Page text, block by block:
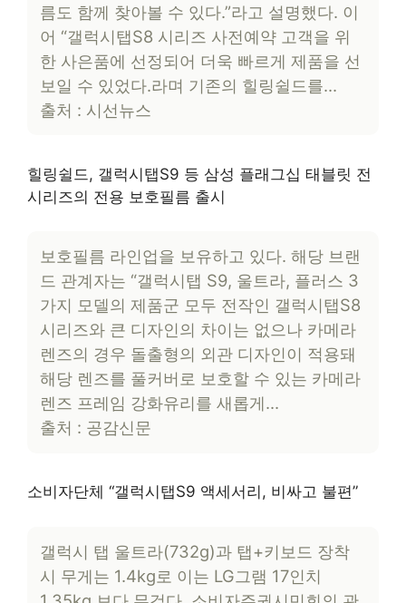
름도 함께 찾아볼 수 있다.”라고 설명했다. 이
어 “갤럭시탭S8 시리즈 사전예약 고객을 위
한 사은품에 선정되어 더욱 빠르게 제품을 선
보일 수 있었다.라며 기존의 힐링쉴드를…
출처 : 시선뉴스
힐링쉴드, 갤럭시탭S9 등 삼성 플래그십 태블릿 전
시리즈의 전용 보호필름 출시
보호필름 라인업을 보유하고 있다. 해당 브랜
드 관계자는 “갤럭시탭 S9, 울트라, 플러스 3
가지 모델의 제품군 모두 전작인 갤럭시탭S8
시리즈와 큰 디자인의 차이는 없으나 카메라
렌즈의 경우 돌출형의 외관 디자인이 적용돼
해당 렌즈를 풀커버로 보호할 수 있는 카메라
렌즈 프레임 강화유리를 새롭게…
출처 : 공감신문
소비자단체 “갤럭시탭S9 액세서리, 비싸고 불편”
갤럭시 탭 울트라(732g)과 탭+키보드 장착
시 무게는 1.4kg로 이는 LG그램 17인치